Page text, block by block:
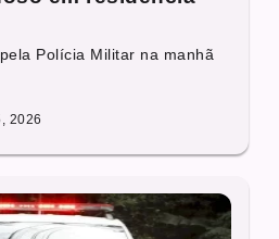
Polícia Militar na manhã
2026